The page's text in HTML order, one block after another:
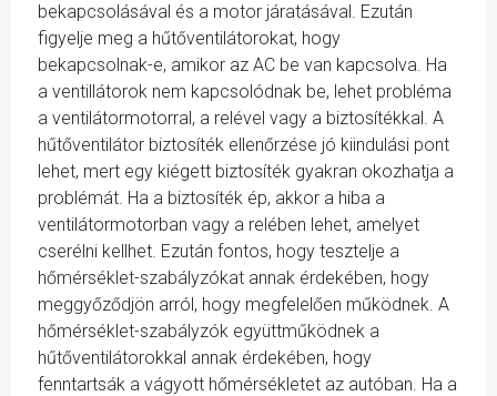
bekapcsolásával és a motor járatásával. Ezután
figyelje meg a hűtőventilátorokat, hogy
bekapcsolnak-e, amikor az AC be van kapcsolva. Ha
a ventillátorok nem kapcsolódnak be, lehet probléma
a ventilátormotorral, a relével vagy a biztosítékkal. A
hűtőventilátor biztosíték ellenőrzése jó kiindulási pont
lehet, mert egy kiégett biztosíték gyakran okozhatja a
problémát. Ha a biztosíték ép, akkor a hiba a
ventilátormotorban vagy a relében lehet, amelyet
cserélni kellhet. Ezután fontos, hogy tesztelje a
hőmérséklet-szabályzókat annak érdekében, hogy
meggyőződjön arról, hogy megfelelően működnek. A
hőmérséklet-szabályzók együttműködnek a
hűtőventilátorokkal annak érdekében, hogy
fenntartsák a vágyott hőmérsékletet az autóban. Ha a